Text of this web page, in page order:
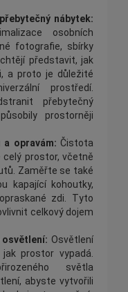
nábytek:
osobních
fotografie, sbírky
představit, jak
a proto je důležité
prostředí.
přebytečný
prostorněji
opravám: Čistota
celý prostor, včetně
Zaměřte se také
kapající kohoutky,
zdi. Tyto
celkový dojem
osvětlení: Osvětlení
prostor vypadá.
světla
abyste vytvořili